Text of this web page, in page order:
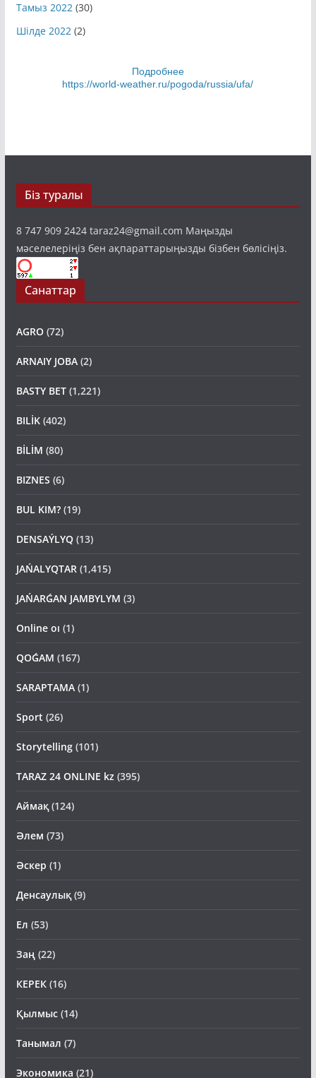
Тамыз 2022(30)
Шілде 2022(2)
Подробнее
https://world-weather.ru/pogoda/russia/ufa/
Біз туралы
8 747 909 2424 taraz24@gmail.com Маңызды
мәселелеріңіз бен ақпараттарыңызды бізбен бөлісіңіз.
Санаттар
AGRO(72)
ARNAIY JOBA(2)
BASTY BET(1,221)
BILİK(402)
BİLİM (80)
BIZNES (6)
BUL KIM?(19)
DENSAÝLYQ(13)
JAŃALYQTAR(1,415)
JAŃARǴAN JAMBYLYM (3)
Online oı (1)
QOǴAM (167)
SARAPTAMA(1)
Sport (26)
Storytelling(101)
TARAZ 24 ONLINE kz(395)
Аймақ(124)
Әлем (73)
Әскер (1)
Денсаулық(9)
Ел (53)
Заң(22)
КЕРЕК(16)
Қылмыс(14)
Танымал (7)
Экономика (21)